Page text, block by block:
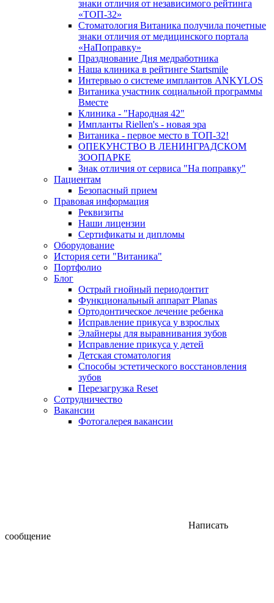
знаки отличия от независимого рейтинга
«ТОП-32»
Стоматология Витаника получила почетные
знаки отличия от медицинского портала
«НаПоправку»
Празднование Дня медработника
Наша клиника в рейтинге Startsmile
Интервью о системе имплантов ANKYLOS
Витаника участник социальной программы
Вместе
Клиника - "Народная 42"
Импланты Riellen's - новая эра
Витаника - первое место в ТОП-32!
ОПЕКУНСТВО В ЛЕНИНГРАДСКОМ
ЗООПАРКЕ
Знак отличия от сервиса "На поправку"
Пациентам
Безопасный прием
Правовая информация
Реквизиты
Наши лицензии
Сертификаты и дипломы
Оборудование
История сети "Витаника"
Портфолио
Блог
Острый гнойный периодонтит
Функциональный аппарат Planas
Ортодонтическое лечение ребенка
Исправление прикуса у взрослых
Элайнеры для выравнивания зубов
Исправление прикуса у детей
Детская стоматология
Способы эстетического восстановления
зубов
Перезагрузка Reset
Сотрудничество
Вакансии
Фотогалерея вакансии
Написать
сообщение